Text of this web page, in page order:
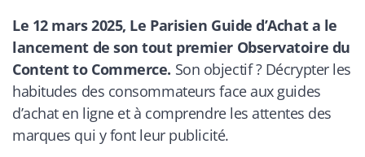
Le 12 mars 2025, Le Parisien Guide d’Achat a le
lancement de son tout premier Observatoire du
Content to Commerce. Son objectif ? Décrypter les
habitudes des consommateurs face aux guides
d’achat en ligne et à comprendre les attentes des
marques qui y font leur publicité.